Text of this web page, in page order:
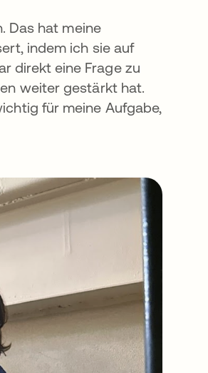
Das hat meine
indem ich sie auf
direkt eine Frage zu
weiter gestärkt hat.
für meine Aufgabe,